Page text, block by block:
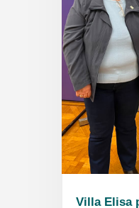
Villa Elisa